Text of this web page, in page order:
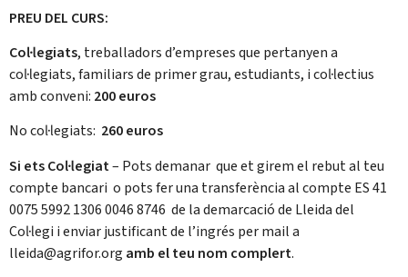
PREU DEL CURS:
Col·legiats, treballadors d’empreses que pertanyen a
col·legiats, familiars de primer grau, estudiants, i col·lectius
amb conveni: 200euros
No col·legiats: 260 euros
Si ets Col·legiat– Pots demanar que et girem el rebut al teu
compte bancari o pots fer una transferència al compte ES 41
0075 5992 1306 0046 8746 de la demarcació de Lleida del
Col·legi i enviar justificant de l’ingrés per mail a
lleida@agrifor.org amb el teu nom complert.